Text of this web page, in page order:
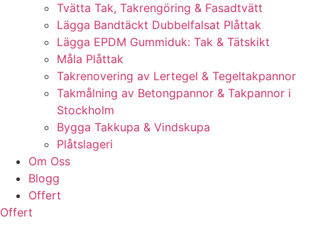
Tvätta Tak, Takrengöring & Fasadtvätt
Lägga Bandtäckt Dubbelfalsat Plåttak
Lägga EPDM Gummiduk: Tak & Tätskikt
Måla Plåttak
Takrenovering av Lertegel & Tegeltakpannor
Takmålning av Betongpannor & Takpannor i
Stockholm
Bygga Takkupa & Vindskupa
Plåtslageri
Om Oss
Blogg
Offert
Offert